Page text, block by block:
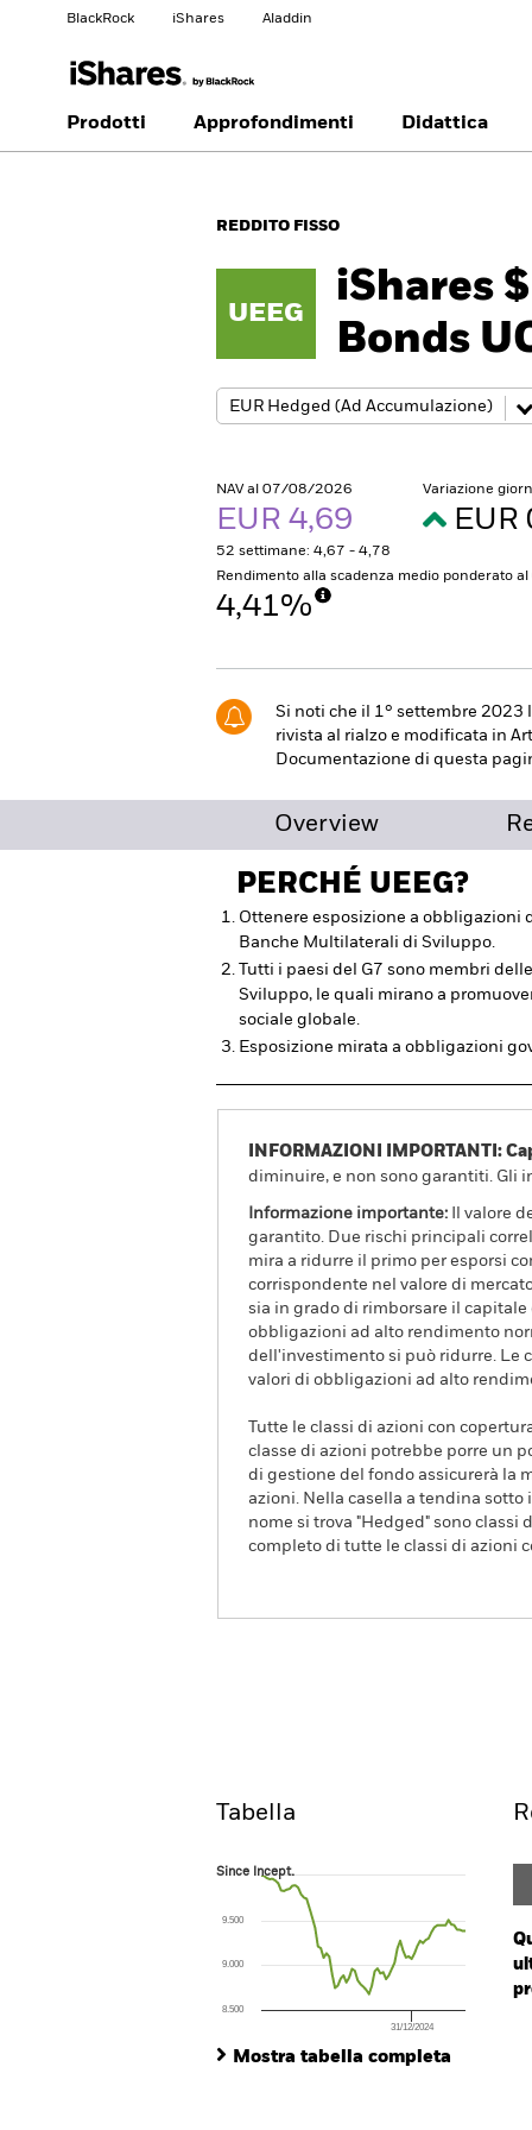
BlackRock iShares Aladdin
Modifica tipologia
Investitori privati
Cambia paese
France
Magyarország
Schweiz
Prodotti Approfondimenti Didattica
REDDITO FISSO
UEEG
iShares
Bonds
NAV al 07/08/2026
EUR 4,69
52 settimane: 4,67 - 4,78
Variazione
Rendimento alla scadenza medio ponderato
4,41%
Si noti che il 1° settembre 2023
rivista al rialzo e modificata in
Documentazione di questa
Overview
PERCHÉ UEEG?
Ottenere esposizione a obbligazioni
Banche Multilaterali di Sviluppo.
Tutti i paesi del G7 sono membri
Sviluppo, le quali mirano a
sociale globale.
Esposizione mirata a obbligazioni
INFORMAZIONI IMPORTANTI:
diminuire, e non sono garantiti. Gli
Informazione importante:
Il valore
garantito. Due rischi principali
mira a ridurre il primo per esporsi
corrispondente nel valore di
sia in grado di rimborsare il
obbligazioni ad alto rendimento
dell'investimento si può ridurre. Le
valori di obbligazioni ad alto
Tutte le classi di azioni con
classe di azioni potrebbe porre un
di gestione del fondo assicurerà la
azioni. Nella casella a tendina
nome si trova "Hedged" sono
completo di tutte le classi di azioni
Tabella
Since Incept.
Line chart with 73 data points.
The chart has 1 X axis displaying Time.
The chart has 1 Y axis displaying values.
Since Incept.
31/12/2024
9.000
8.500
9.500
Mostra tabella completa